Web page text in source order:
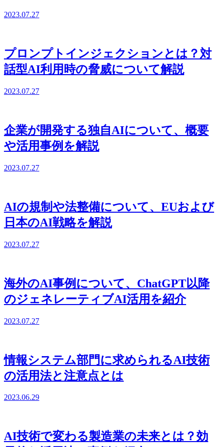
2023.07.27
プロンプトインジェクションとは？対
話型AI利用時の脅威について解説
2023.07.27
企業が開発する独自AIについて、概要
や活用事例を解説
2023.07.27
AIの規制や法整備について、EUおよび
日本のAI戦略を解説
2023.07.27
海外のAI事例について、ChatGPT以降
のジェネレーティブAI活用を紹介
2023.07.27
情報システム部門に求められるAI技術
の活用法と注意点とは
2023.06.29
AI技術で変わる製造業の未来とは？効